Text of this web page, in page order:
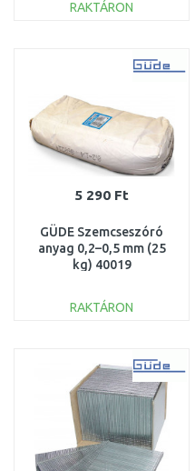
RAKTÁRON
Összehasonlítás
5 290 Ft
GÜDE Szemcseszóró
anyag 0,2–0,5 mm (25
kg) 40019
RAKTÁRON
Összehasonlítás